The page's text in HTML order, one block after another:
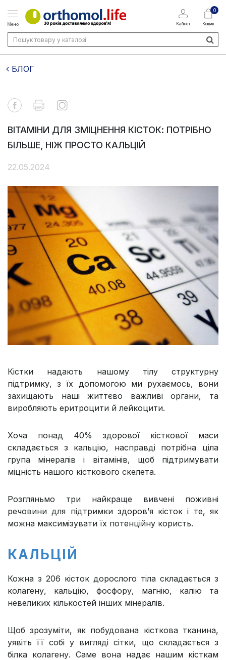
Меню Кабінет
0
Кошик
БЛОГ
ВІТАМІНИ ДЛЯ ЗМІЦНЕННЯ КІСТОК: ПОТРІБНО
БІЛЬШЕ, НІЖ ПРОСТО КАЛЬЦІЙ
22.05.2024
Кістки надають нашому тілу структурну
підтримку, з їх допомогою ми рухаємось, вони
захищають наші життєво важливі органи, та
виробляють еритроцити й лейкоцити.
Хоча понад 40% здорової кісткової маси
складається з кальцію, насправді потрібна ціла
група мінералів і вітамінів, щоб підтримувати
міцність нашого кісткового скелета.
Розгляньмо три найкраще вивчені поживні
речовини для підтримки здоров’я кісток і те, як
можна максимізувати їх потенційну користь.
КАЛЬЦІЙ
Кожна з 206 кісток дорослого тіла складається з
колагену, кальцію, фосфору, магнію, калію та
невеликих кількостей інших мінералів.
Щоб зрозуміти, як побудована кісткова тканина,
уявіть її собі у вигляді сітки, що складається з
білка колагену. Саме вона надає нашим кісткам